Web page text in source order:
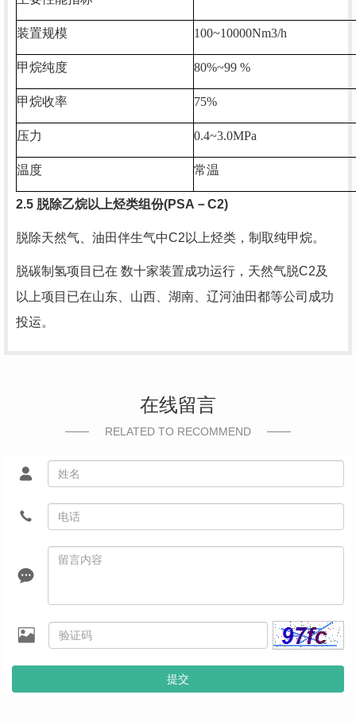
装置规模 100~10000Nm3/h
甲烷纯度 80%~99 %
甲烷收率 75%
压力 0.4~3.0MPa
温度 常温
2.5 脱除乙烷以上烃类组份(PSA －C2)
脱除天然气、油田伴生气中C2 以上烃类，制取纯甲烷。
脱碳制氢项目已在 数十家装置成功运行，天然气脱C2及
以上项目已在山东、山西、湖南、辽河油田都等公司成功
投运。
在线留言
RELATED TO RECOMMEND
提交